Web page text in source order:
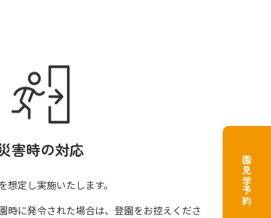
害時の対応
想定し実施いたします。
時に発令された場合は、登園をお控えくださ
園見学予約